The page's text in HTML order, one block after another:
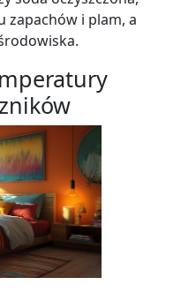
zapachów i plam, a